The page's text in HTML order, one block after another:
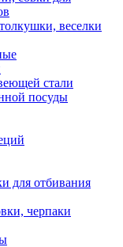
веселки
стали
посуды
для отбивания
черпаки